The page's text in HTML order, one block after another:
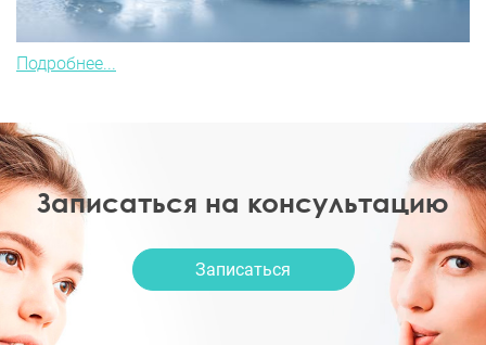
Подробнее...
Записаться на консультацию
Записаться